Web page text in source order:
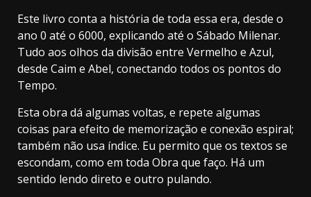
Este livro conta a história de toda essa era, desde o
ano 0 até o 6000, explicando até o Sábado Milenar.
Tudo aos olhos da divisão entre Vermelho e Azul,
desde Caim e Abel, conectando todos os pontos do
Tempo.
Esta obra dá algumas voltas, e repete algumas
coisas para efeito de memorização e conexão espiral;
também não usa índice. Eu permito que os textos se
escondam, como em toda Obra que faço. Há um
sentido lendo direto e outro pulando.
11000